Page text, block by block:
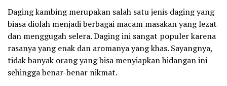
Daging kambing merupakan salah satu jenis daging yang
biasa diolah menjadi berbagai macam masakan yang lezat
dan menggugah selera. Daging ini sangat populer karena
rasanya yang enak dan aromanya yang khas. Sayangnya,
tidak banyak orang yang bisa menyiapkan hidangan ini
sehingga benar-benar nikmat.